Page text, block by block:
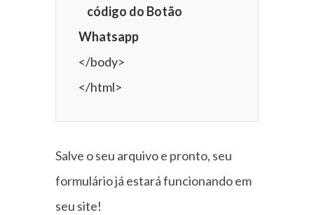
Whatsapp
</body>
Salve o seu arquivo e pronto, seu
formulário já estará funcionando em
seu site!